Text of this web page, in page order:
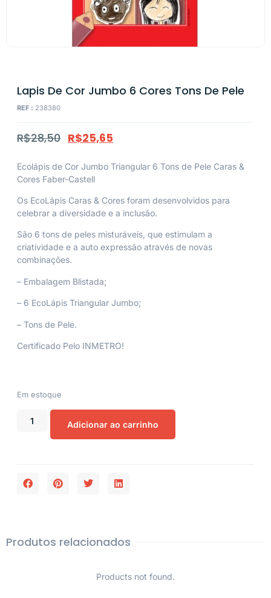
Lapis De Cor Jumbo 6 Cores Tons De Pele
REF : 238380
R$28,50 R$25,65
Ecolápis de Cor Jumbo Triangular 6 Tons de Pele Caras &
Cores Faber-Castell
Os EcoLápis Caras & Cores foram desenvolvidos para
celebrar a diversidade e a inclusão.
São 6 tons de peles misturáveis, que estimulam a
criatividade e a auto expressão através de novas
combinações.
– Embalagem Blistada;
– 6 EcoLápis Triangular Jumbo;
– Tons de Pele.
Certificado Pelo INMETRO!
Em estoque
Adicionar ao carrinho
Produtos relacionados
Products not found.